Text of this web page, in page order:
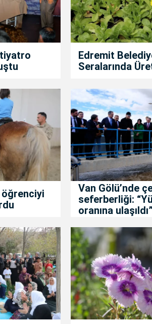
tiyatro
Edremit
Seralarında
Van Gölü’nde
seferberliği:
oranına ulaşıldı”